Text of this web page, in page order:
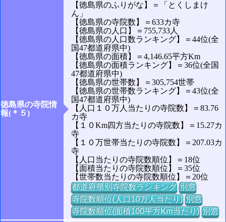
徳島県の寺院情
報(＊５)
【徳島県のふりがな】＝「とくしまけ
ん」
【徳島県の寺院数】＝633カ寺
【徳島県の人口】＝755,733人
【徳島県の人口数ランキング】＝44位(全
国47都道府県中)
【徳島県の面積】＝4,146.65平方Km
【徳島県の面積ランキング】＝36位(全国
47都道府県中)
【徳島県の世帯数】＝305,754世帯
【徳島県の世帯数ランキング】＝43位(全
国47都道府県中)
【人口１０万人当たりの寺院数】＝83.76
カ寺
【１０Km四方当たりの寺院数】＝15.27カ
寺
【１０万世帯当たりの寺院数】＝207.03カ
寺
【人口当たりの寺院数順位】＝18位
【面積当たりの寺院数順位】＝35位
【世帯数当たりの寺院数順位】＝20位
都道府県別寺院数ランキング 別窓
寺院数順位(人口10万人当たり) 別窓
寺院数順位(面積100平方Km当たり) 別窓